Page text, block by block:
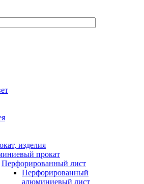
изделия
прокат
Перфорированный лист
Перфорированный
алюминиевый лист